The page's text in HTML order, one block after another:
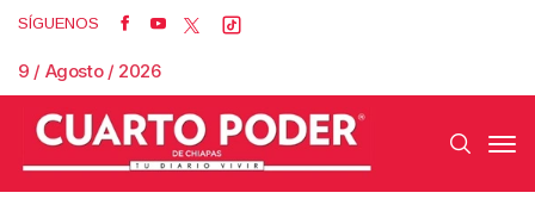
SÍGUENOS
9 / Agosto / 2026